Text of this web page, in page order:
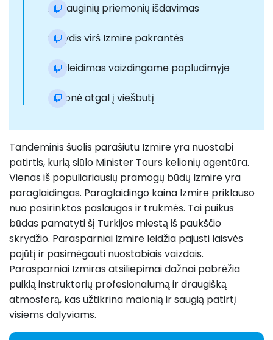
Apsauginių priemonių išdavimas
Skrydis virš Izmire pakrantės
Nusileidimas vaizdingame paplūdimyje
Kelionė atgal į viešbutį
Tandeminis šuolis parašiutu Izmire yra nuostabi
patirtis, kurią siūlo Minister Tours kelionių agentūra.
Vienas iš populiariausių pramogų būdų Izmire yra
paraglaidingas. Paraglaidingo kaina Izmire priklauso
nuo pasirinktos paslaugos ir trukmės. Tai puikus
būdas pamatyti šį Turkijos miestą iš paukščio
skrydžio. Parasparniai Izmire leidžia pajusti laisvės
pojūtį ir pasimėgauti nuostabiais vaizdais.
Parasparniai Izmiras atsiliepimai dažnai pabrėžia
puikią instruktorių profesionalumą ir draugišką
atmosferą, kas užtikrina malonią ir saugią patirtį
visiems dalyviams.